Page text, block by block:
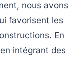
nous avons
favorisent les
En
intégrant des